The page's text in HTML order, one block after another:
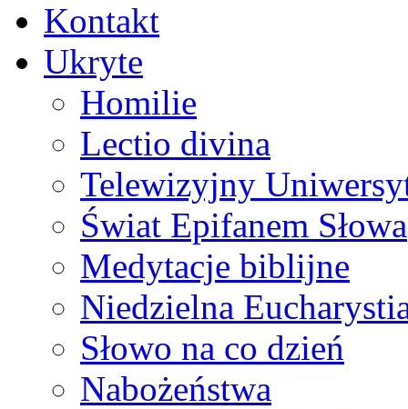
Kontakt
Ukryte
Homilie
Lectio divina
Telewizyjny
Świat Epifanem Słowa
Medytacje biblijne
Niedzielna
Słowo na co dzień
Nabożeństwa